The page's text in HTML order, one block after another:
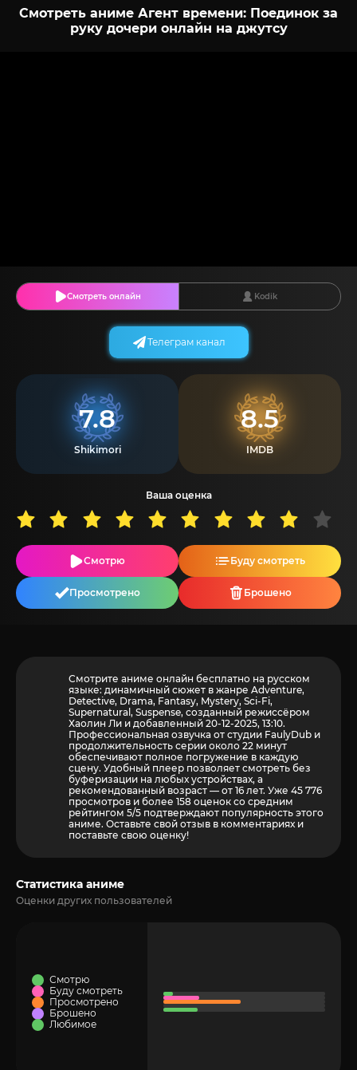
Смотреть аниме Агент времени: Поединок за
руку дочери онлайн на джутсу
Смотреть онлайн Kodik
7.8
Shikimori
8.5
IMDB
Ваша оценка
Смотрю Буду смотреть
Просмотрено Брошено
Телеграм канал
Смотрите аниме онлайн бесплатно на русском
языке: динамичный сюжет в жанре Adventure,
Detective, Drama, Fantasy, Mystery, Sci-Fi,
Supernatural, Suspense, созданный режиссёром
Хаолин Ли и добавленный 20-12-2025, 13:10.
Профессиональная озвучка от студии FaulyDub и
продолжительность серии около 22 минут
обеспечивают полное погружение в каждую
сцену. Удобный плеер позволяет смотреть без
буферизации на любых устройствах, а
рекомендованный возраст — от 16 лет. Уже 45 776
просмотров и более 158 оценок со средним
рейтингом 5/5 подтверждают популярность этого
аниме. Оставьте свой отзыв в комментариях и
поставьте свою оценку!
Статистика аниме
Оценки других пользователей
Смотрю
Буду смотреть
Просмотрено
Брошено
Любимое